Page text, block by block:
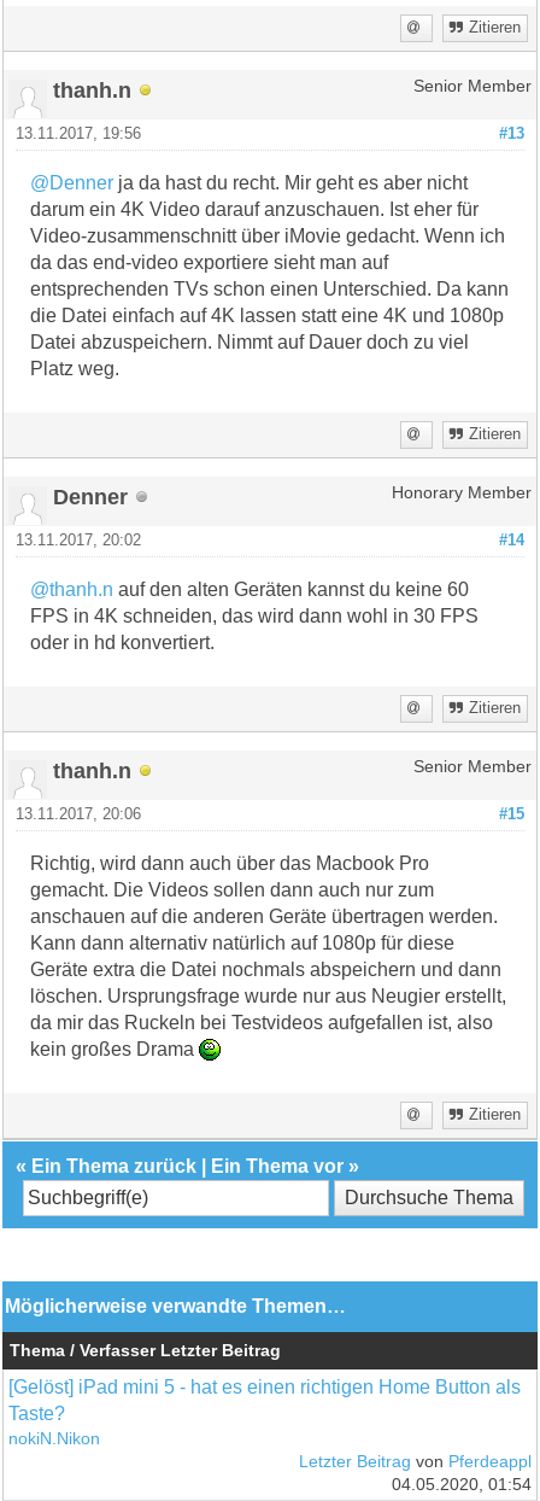
Zitieren
thanh.n Senior Member
#13
13.11.2017, 19:56
@Denner ja da hast du recht. Mir geht es aber nicht
darum ein 4K Video darauf anzuschauen. Ist eher für
Video-zusammenschnitt über iMovie gedacht. Wenn ich
da das end-video exportiere sieht man auf
entsprechenden TVs schon einen Unterschied. Da kann
die Datei einfach auf 4K lassen statt eine 4K und 1080p
Datei abzuspeichern. Nimmt auf Dauer doch zu viel
Platz weg.
Zitieren
Denner Honorary Member
#14
13.11.2017, 20:02
@thanh.n auf den alten Geräten kannst du keine 60
FPS in 4K schneiden, das wird dann wohl in 30 FPS
oder in hd konvertiert.
Zitieren
thanh.n Senior Member
#15
13.11.2017, 20:06
Richtig, wird dann auch über das Macbook Pro
gemacht. Die Videos sollen dann auch nur zum
anschauen auf die anderen Geräte übertragen werden.
Kann dann alternativ natürlich auf 1080p für diese
Geräte extra die Datei nochmals abspeichern und dann
löschen. Ursprungsfrage wurde nur aus Neugier erstellt,
da mir das Ruckeln bei Testvideos aufgefallen ist, also
kein großes Drama
Zitieren
« Ein Thema zurück Ein Thema vor »
Möglicherweise verwandte Themen…
Thema / Verfasser Letzter Beitrag
[Gelöst] iPad mini 5 - hat es einen richtigen Home Button als
Taste?
nokiN.Nikon
Letzter Beitrag von Pferdeappl
04.05.2020, 01:54